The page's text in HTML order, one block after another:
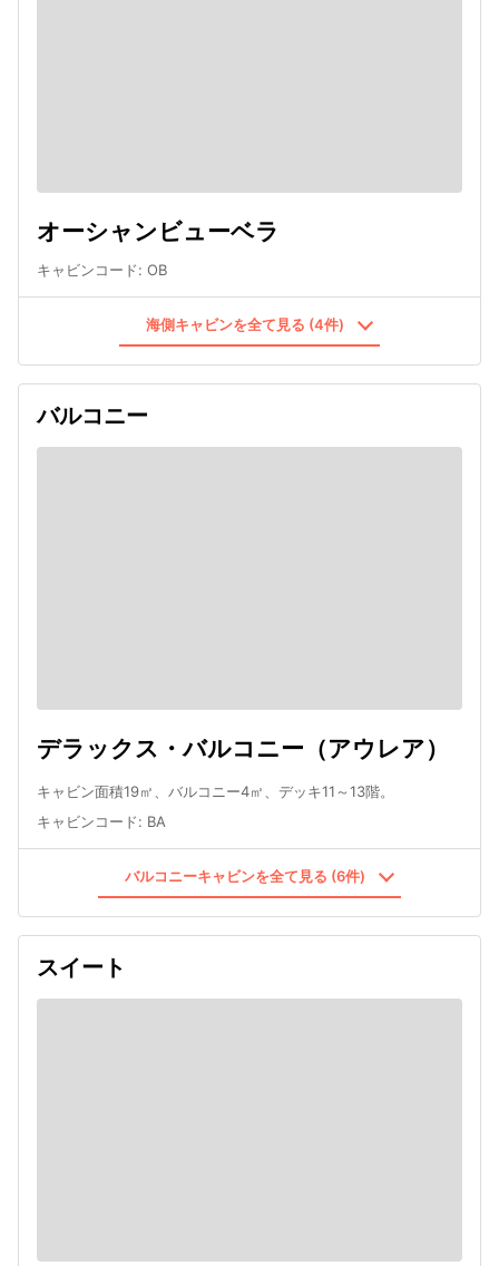
オーシャンビューベラ
キャビンコード: OB
海側キャビンを全て見る (4件)
バルコニー
デラックス・バルコニー（アウレア）
キャビン面積19㎡、バルコニー4㎡、デッキ11～13階。
キャビンコード: BA
バルコニーキャビンを全て見る (6件)
スイート